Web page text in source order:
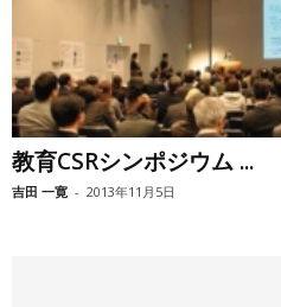
教育CSRシンポジウム ...
吉田 一寛 - 2013年11月5日